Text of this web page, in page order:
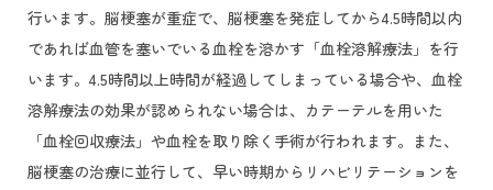
行います。脳梗塞が重症で、脳梗塞を発症してから4.5時間以内
であれば血管を塞いでいる血栓を溶かす「血栓溶解療法」を行
います。4.5時間以上時間が経過してしまっている場合や、血栓
溶解療法の効果が認められない場合は、カテーテルを用いた
「血栓回収療法」や血栓を取り除く手術が行われます。また、
脳梗塞の治療に並行して、早い時期からリハビリテーションを